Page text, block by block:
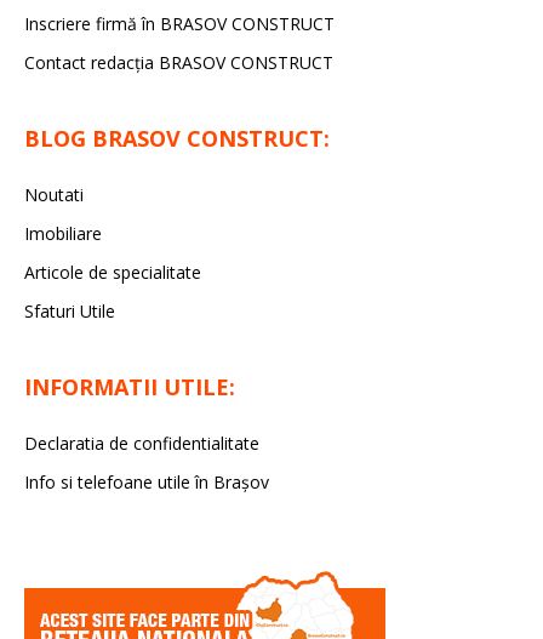
Inscriere firmă în BRASOV CONSTRUCT
Contact redacţia BRASOV CONSTRUCT
BLOG BRASOV CONSTRUCT:
Noutati
Imobiliare
Articole de specialitate
Sfaturi Utile
INFORMATII UTILE:
Declaratia de confidentialitate
Info si telefoane utile în Braşov